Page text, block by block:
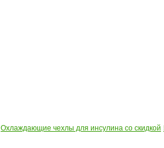
Охлаждающие чехлы для инсулина со скидкой